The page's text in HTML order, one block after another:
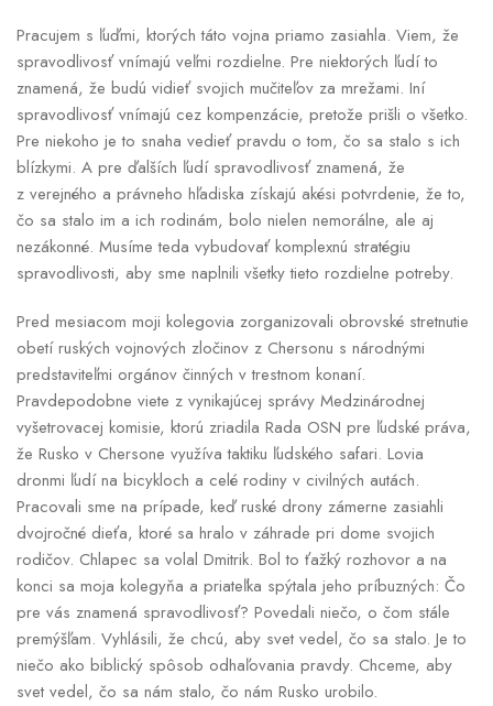
Pracujem s ľuďmi, ktorých táto vojna priamo zasiahla. Viem, že
spravodlivosť vnímajú veľmi rozdielne. Pre niektorých ľudí to
znamená, že budú vidieť svojich mučiteľov za mrežami. Iní
spravodlivosť vnímajú cez kompenzácie, pretože prišli o všetko.
Pre niekoho je to snaha vedieť pravdu o tom, čo sa stalo s ich
blízkymi. A pre ďalších ľudí spravodlivosť znamená, že
z verejného a právneho hľadiska získajú akési potvrdenie, že to,
čo sa stalo im a ich rodinám, bolo nielen nemorálne, ale aj
nezákonné. Musíme teda vybudovať komplexnú stratégiu
spravodlivosti, aby sme naplnili všetky tieto rozdielne potreby.
Pred mesiacom moji kolegovia zorganizovali obrovské stretnutie
obetí ruských vojnových zločinov z Chersonu s národnými
predstaviteľmi orgánov činných v trestnom konaní.
Pravdepodobne viete z vynikajúcej správy Medzinárodnej
vyšetrovacej komisie, ktorú zriadila Rada OSN pre ľudské práva,
že Rusko v Chersone využíva taktiku ľudského safari. Lovia
dronmi ľudí na bicykloch a celé rodiny v civilných autách.
Pracovali sme na prípade, keď ruské drony zámerne zasiahli
dvojročné dieťa, ktoré sa hralo v záhrade pri dome svojich
rodičov. Chlapec sa volal Dmitrik. Bol to ťažký rozhovor a na
konci sa moja kolegyňa a priateľka spýtala jeho príbuzných: Čo
pre vás znamená spravodlivosť? Povedali niečo, o čom stále
premýšľam. Vyhlásili, že chcú, aby svet vedel, čo sa stalo. Je to
niečo ako biblický spôsob odhaľovania pravdy. Chceme, aby
svet vedel, čo sa nám stalo, čo nám Rusko urobilo.